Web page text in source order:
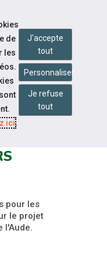
DES
pour les
le projet
l'Aude.
de
les
ici.
J'accepte
tout
Personnaliser
Je refuse
tout